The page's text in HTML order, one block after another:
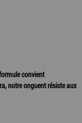
convient
notre onguent résiste aux